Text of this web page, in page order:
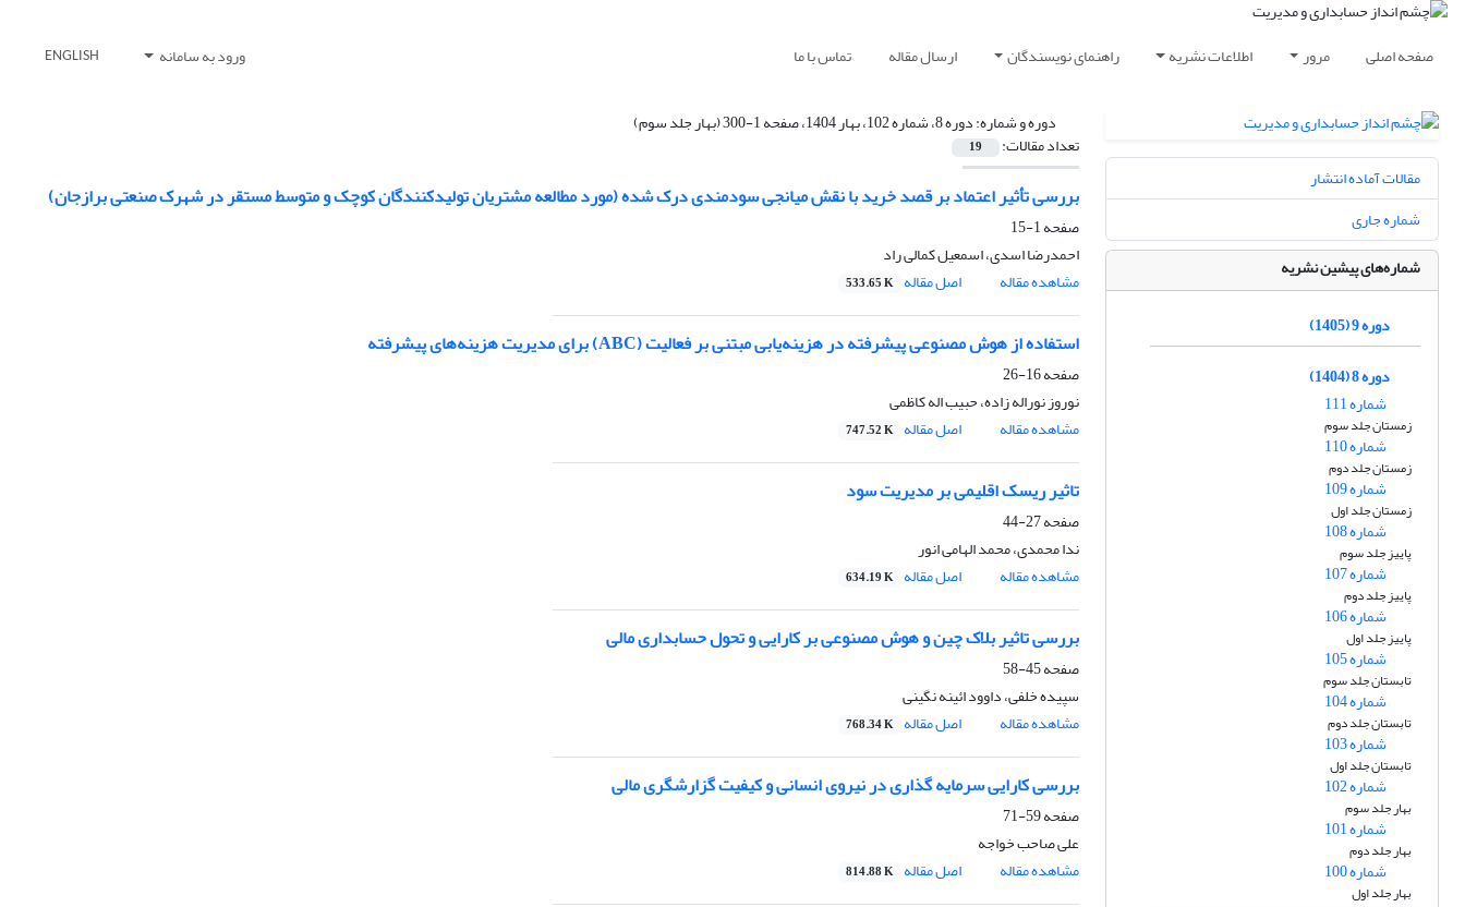
صفحه اصلی مرور اطلاعات نشریه راهنمای نویسندگان ارسال مقاله تماس با ما ورود به سامانه ENGLISH
دوره و شماره:دوره 8، شماره 102، بهار 1404، صفحه 1-300 (بهار جلد سوم)
تعداد مقالات: 19
بررسی تأثیر اعتماد بر قصد خرید با نقش میانجی سودمندی درک شده (مورد مطالعه مشتریان تولیدکنندگان کوچک و متوسط مستقر در شهرک صنعتی برازجان)
صفحه1-15
احمدرضا اسدی، اسمعیل کمالی راد
مشاهده مقاله
اصل مقاله 533.65 K
استفاده از هوش مصنوعی پیشرفته در هزینه‌یابی مبتنی بر فعالیت (ABC) برای مدیریت هزینه‌های پیشرفته
صفحه16-26
نوروز نوراله زاده، حبیب اله کاظمی
مشاهده مقاله
اصل مقاله 747.52 K
تاثیر ریسک اقلیمی بر مدیریت سود
صفحه27-44
ندا محمدی، محمد الهامی انور
مشاهده مقاله
اصل مقاله 634.19 K
بررسی تاثیر بلاک چین و هوش مصنوعی بر کارایی و تحول حسابداری مالی
صفحه45-58
سپیده خلفی، داوود ائینه نگینی
مشاهده مقاله
اصل مقاله 768.34 K
بررسی کارایی سرمایه گذاری در نیروی انسانی و کیفیت گزارشگری مالی
صفحه59-71
علی صاحب خواجه
مشاهده مقاله
اصل مقاله 814.88 K
مقالات آماده انتشار
شماره جاری
شماره‌های پیشین نشریه
دوره 9 (1405)
دوره 8 (1404)
شماره 111
زمستان جلد سوم
شماره 110
زمستان جلد دوم
شماره 109
زمستان جلد اول
شماره 108
پاییز جلد سوم
شماره 107
پاییز جلد دوم
شماره 106
پاییز جلد اول
شماره 105
تابستان جلد سوم
شماره 104
تابستان جلد دوم
شماره 103
تابستان جلد اول
شماره 102
بهار جلد سوم
شماره 101
بهار جلد دوم
شماره 100
بهار جلد اول